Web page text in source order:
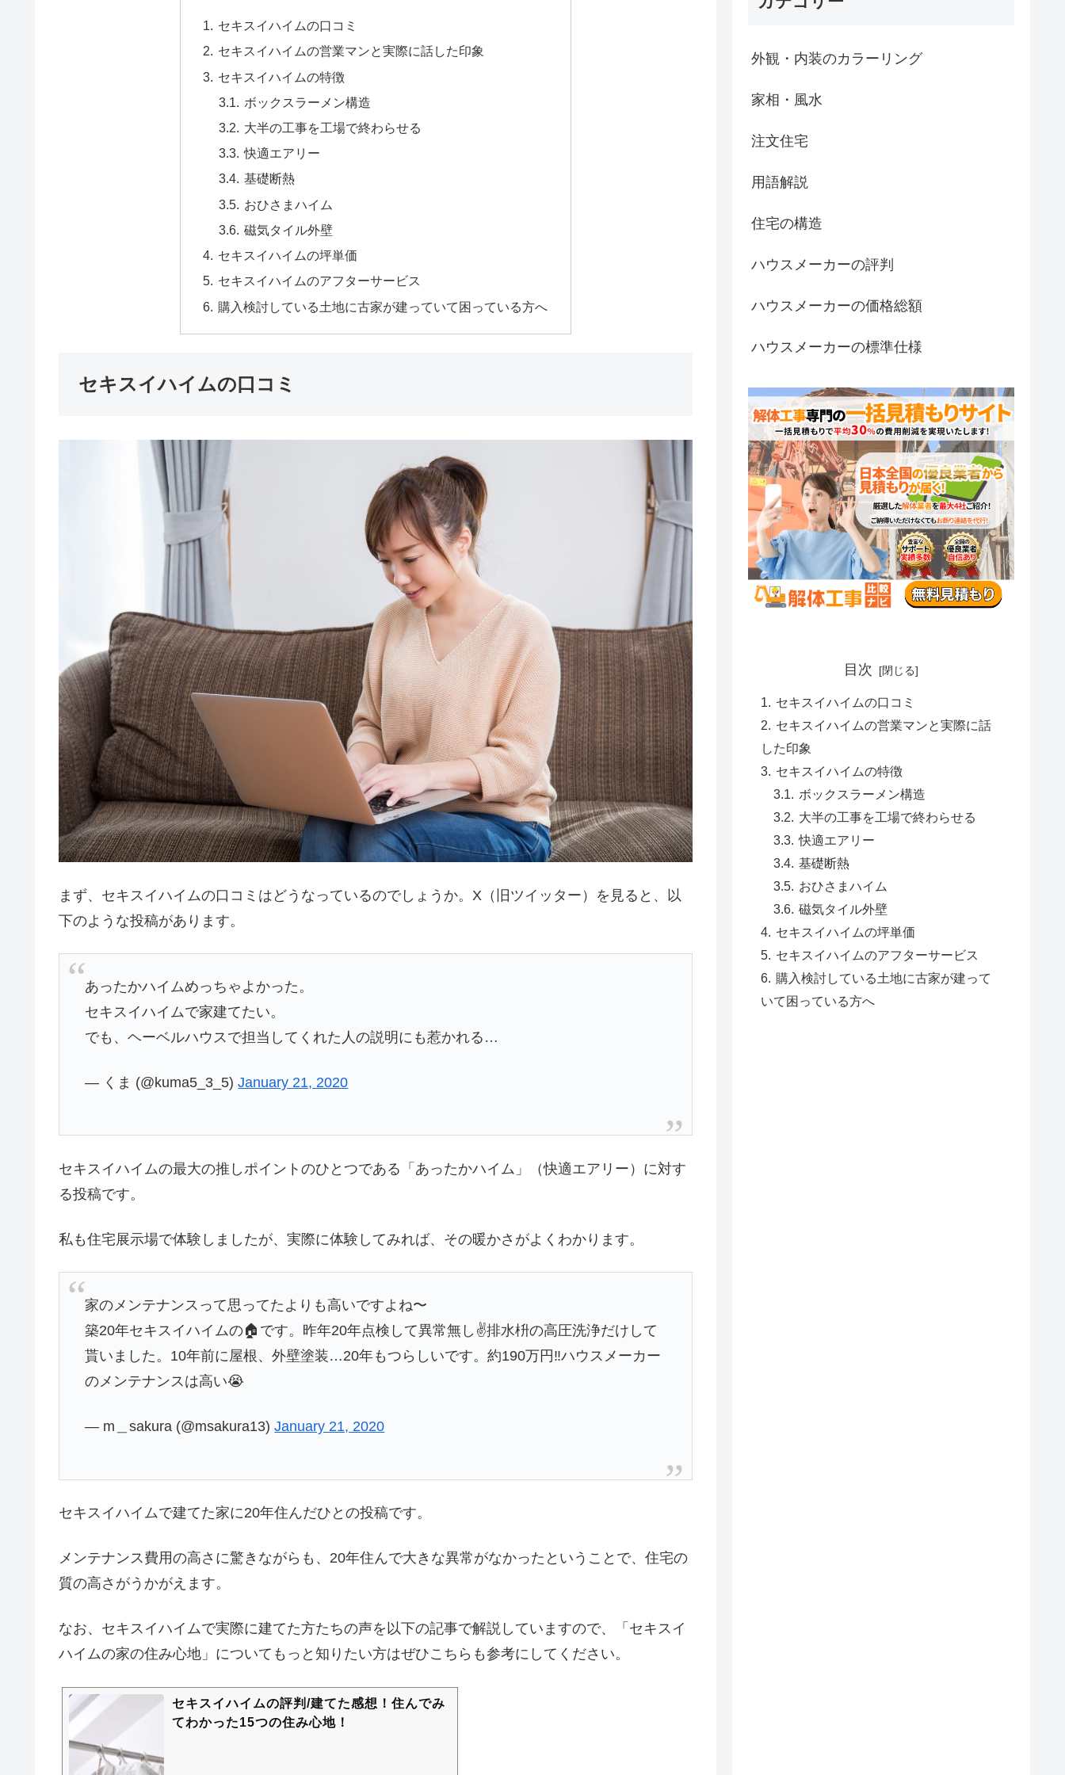
セキスイハイムの口コミ
セキスイハイムの営業マンと実際に話した印象
セキスイハイムの特徴
ボックスラーメン構造
大半の工事を工場で終わらせる
快適エアリー
基礎断熱
おひさまハイム
磁気タイル外壁
セキスイハイムの坪単価
セキスイハイムのアフターサービス
購入検討している土地に古家が建っていて困っている方へ
セキスイハイムの口コミ
まず、セキスイハイムの口コミはどうなっているのでしょうか。X（旧ツイッター）を見ると、以
下のような投稿があります。
あったかハイムめっちゃよかった。
セキスイハイムで家建てたい。
でも、ヘーベルハウスで担当してくれた人の説明にも惹かれる…
— くま (@kuma5_3_5)January 21, 2020
セキスイハイムの最大の推しポイントのひとつである「あったかハイム」（快適エアリー）に対す
る投稿です。
私も住宅展示場で体験しましたが、実際に体験してみれば、その暖かさがよくわかります。
家のメンテナンスって思ってたよりも高いですよね〜
築20年セキスイハイムの🏠です。昨年20年点検して異常無し✌️排水枡の高圧洗浄だけして
貰いました。10年前に屋根、外壁塗装…20年もつらしいです。約190万円‼️ハウスメーカー
のメンテナンスは高い😭
— m＿sakura (@msakura13)January 21, 2020
セキスイハイムで建てた家に20年住んだひとの投稿です。
メンテナンス費用の高さに驚きながらも、20年住んで大きな異常がなかったということで、住宅の
質の高さがうかがえます。
なお、セキスイハイムで実際に建てた方たちの声を以下の記事で解説していますので、「セキスイ
ハイムの家の住み心地」についてもっと知りたい方はぜひこちらも参考にしてください。
セキスイハイムの評判/建てた感想！住んでみ
てわかった15つの住み心地！
外観・内装のカラーリング
家相・風水
注文住宅
用語解説
住宅の構造
ハウスメーカーの評判
ハウスメーカーの価格総額
ハウスメーカーの標準仕様
目次
セキスイハイムの口コミ
セキスイハイムの営業マンと実際に話
した印象
セキスイハイムの特徴
ボックスラーメン構造
大半の工事を工場で終わらせる
快適エアリー
基礎断熱
おひさまハイム
磁気タイル外壁
セキスイハイムの坪単価
セキスイハイムのアフターサービス
購入検討している土地に古家が建って
いて困っている方へ